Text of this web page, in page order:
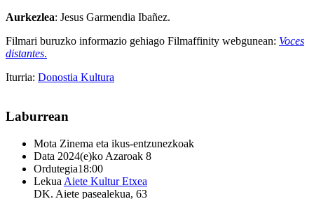
Aurkezlea: Jesus Garmendia Ibañez.
Filmari buruzko informazio gehiago Filmaffinity webgunean: Voces
distantes.
Iturria: Donostia Kultura
Laburrean
Mota Zinema eta ikus-entzunezkoak
Data 2024(e)ko Azaroak 8
Ordutegia18:00
Lekua Aiete Kultur Etxea
DK. Aiete pasealekua, 63